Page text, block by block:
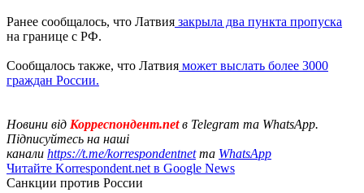
Ранее сообщалось, что Латвия закрыла два пункта пропуска
на границе с РФ.
Сообщалось также, что Латвия может выслать более 3000
граждан России.
Новини від Корреспондент.netв Telegram та WhatsApp.
Підписуйтесь на наші
канали https://t.me/korrespondentnetта WhatsApp
Читайте Korrespondent.net в Google News
Санкции против России